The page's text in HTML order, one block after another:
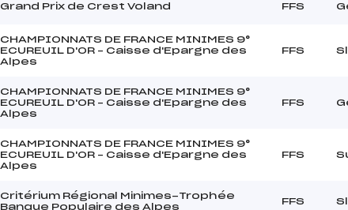
Grand Prix de Crest Voland FFS
CHAMPIONNATS DE FRANCE MINIMES 9°
ECUREUIL D'OR – Caisse d'Epargne des
Alpes
FFS
CHAMPIONNATS DE FRANCE MINIMES 9°
ECUREUIL D'OR – Caisse d'Epargne des
Alpes
FFS
CHAMPIONNATS DE FRANCE MINIMES 9°
ECUREUIL D'OR – Caisse d'Epargne des
Alpes
FFS
Critérium Régional Minimes-Trophée
Banque Populaire des Alpes
FFS